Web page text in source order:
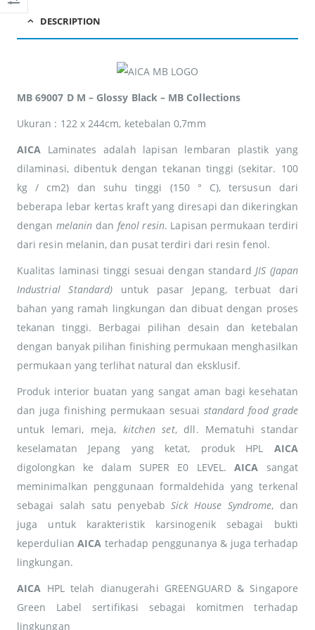
DESCRIPTION
MB 69007 D M – Glossy Black – MB Collections
Ukuran : 122 x 244cm, ketebalan 0,7mm
AICA Laminates adalah lapisan lembaran plastik yang
dilaminasi, dibentuk dengan tekanan tinggi (sekitar. 100
kg / cm2) dan suhu tinggi (150 ° C), tersusun dari
beberapa lebar kertas kraft yang diresapi dan dikeringkan
dengan melanin dan fenol resin. Lapisan permukaan terdiri
dari resin melanin, dan pusat terdiri dari resin fenol.
Kualitas laminasi tinggi sesuai dengan standard JIS (Japan
Industrial Standard) untuk pasar Jepang, terbuat dari
bahan yang ramah lingkungan dan dibuat dengan proses
tekanan tinggi. Berbagai pilihan desain dan ketebalan
dengan banyak pilihan finishing permukaan menghasilkan
permukaan yang terlihat natural dan eksklusif.
Produk interior buatan yang sangat aman bagi kesehatan
dan juga finishing permukaan sesuai standard food grade
untuk lemari, meja,kitchen set, dll. Mematuhi standar
keselamatan Jepang yang ketat, produk HPL AICA
digolongkan ke dalam SUPER E0 LEVEL.AICA sangat
meminimalkan penggunaan formaldehida yang terkenal
sebagai salah satu penyebabSick House Syndrome, dan
juga untuk karakteristik karsinogenik sebagai bukti
keperdulianAICA terhadap penggunanya & juga terhadap
lingkungan.
AICA HPL telah dianugerahi GREENGUARD & Singapore
Green Label sertifikasi sebagai komitmen terhadap
lingkungan
placerat mi.